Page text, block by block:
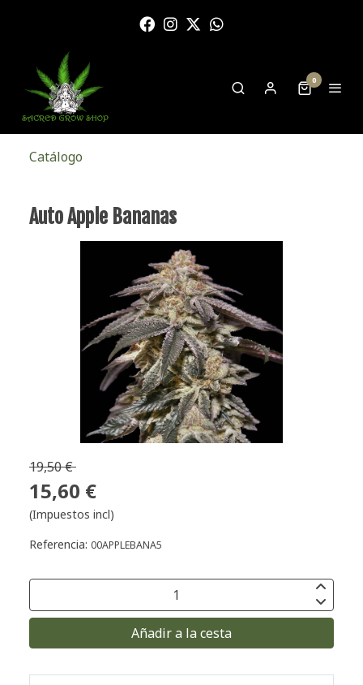
0
Catálogo
Auto Apple Bananas
19,50 €
15,60 €
(Impuestos incl)
Referencia: 00APPLEBANA5
Añadir a la cesta